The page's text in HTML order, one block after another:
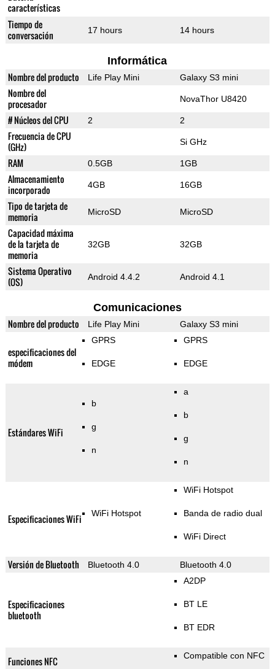
características
Tiempo de
conversación
17 hours 14 hours
Informática
Nombre del producto Life Play Mini Galaxy S3 mini
Nombre del
procesador
NovaThor U8420
# Núcleos del CPU 2 2
Frecuencia de CPU
(GHz)
Si GHz
RAM 0.5GB 1GB
Almacenamiento
incorporado
4GB 16GB
Tipo de tarjeta de
memoria
MicroSD MicroSD
Capacidad máxima
de la tarjeta de
memoria
32GB 32GB
Sistema Operativo
(OS)
Android 4.4.2 Android 4.1
Comunicaciones
Nombre del producto Life Play Mini Galaxy S3 mini
especificaciones del
módem
GPRS
EDGE
GPRS
EDGE
Estándares WiFi
b
g
n
a
b
g
n
Especificaciones WiFi WiFi Hotspot
WiFi Hotspot
Banda de radio dual
WiFi Direct
Versión de Bluetooth Bluetooth 4.0 Bluetooth 4.0
Especificaciones
bluetooth
A2DP
BT LE
BT EDR
Funciones NFC Compatible con NFC